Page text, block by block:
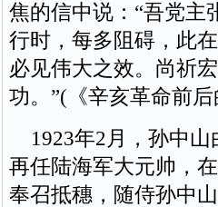
焦的信中说：“吾党主
行时，每多阻碍，此
必见伟大之效。尚祈
功。”(《辛亥革命前
1923年2月，孙中山
再任陆海军大元帅，
奉召抵穗，随侍孙中